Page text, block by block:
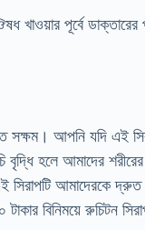
পূর্বে ডাক্তারের
সক্ষম। আপনি যদি এই
বৃদ্ধি হলে আমাদের
সিরাপটি আমাদেরকে
বিনিময়ে রুচিটন